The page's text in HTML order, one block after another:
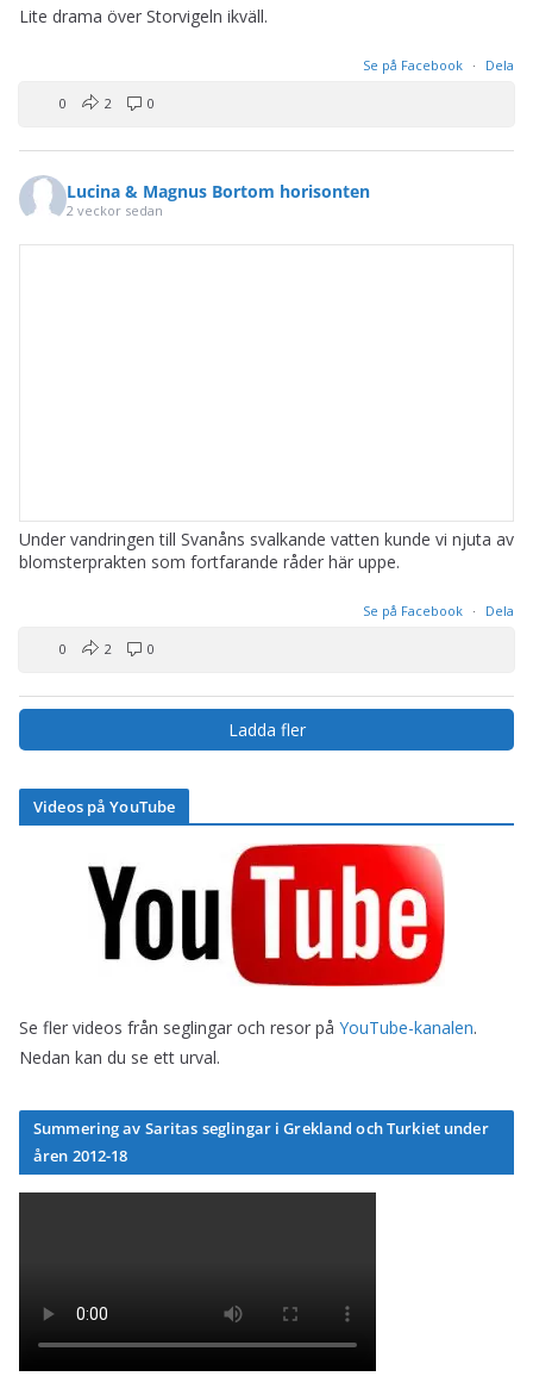
Lite drama över Storvigeln ikväll.
Se på Facebook · Dela
0 2 0
Lucina & Magnus Bortom horisonten
2 veckor sedan
Under vandringen till Svanåns svalkande vatten kunde vi njuta av
blomsterprakten som fortfarande råder här uppe.
Se på Facebook · Dela
0 2 0
Ladda fler
Videos på YouTube
Se fler videos från seglingar och resor på YouTube-kanalen.
Nedan kan du se ett urval.
Summering av Saritas seglingar i Grekland och Turkiet under
åren 2012-18